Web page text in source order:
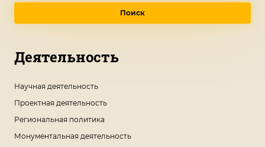
Поиск
Деятельность
Научная деятельность
Проектная деятельность
Региональная политика
Монументальная деятельность